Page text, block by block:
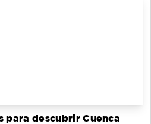
para descubrir Cuenca